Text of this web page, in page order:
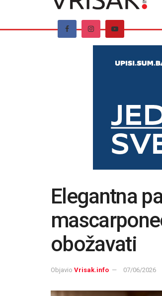
Elegantna
obožavati
Objavio Vrisak.info 07/06/2026